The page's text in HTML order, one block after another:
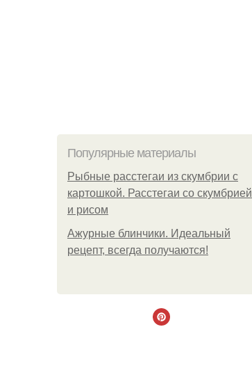
Популярные материалы
Рыбные расстегаи из скумбрии с
картошкой. Расстегаи со скумбрией
и рисом
Ажурные блинчики. Идеальный
рецепт, всегда получаются!